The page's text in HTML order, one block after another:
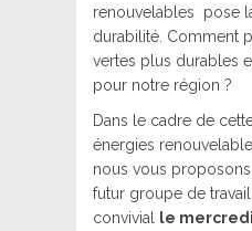
renouvelables pose
durabilité. Comment
vertes plus durables
pour notre région ?
Dans le cadre de
énergies
nous vous
futur groupe de
convivial le